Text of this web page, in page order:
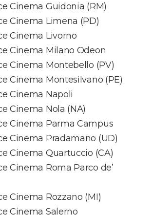
Cinema Guidonia (RM)
Cinema Limena (PD)
Cinema Livorno
Cinema Milano Odeon
Cinema Montebello (PV)
Cinema Montesilvano (PE)
Cinema Napoli
Cinema Nola (NA)
Cinema Parma Campus
Cinema Pradamano (UD)
Cinema Quartuccio (CA)
Cinema Roma Parco de’
Cinema Rozzano (MI)
Cinema Salerno